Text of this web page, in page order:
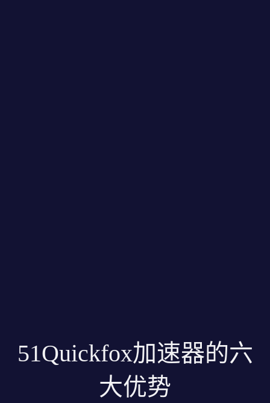
51Quickfox加速器的六
大优势